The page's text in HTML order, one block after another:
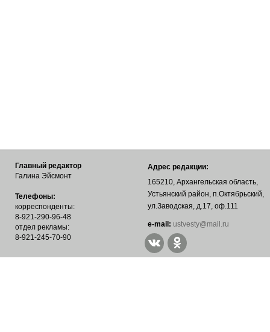
Главный редактор
Галина Эйсмонт
Телефоны:
корреспонденты:
8-921-290-96-48
отдел рекламы:
8-921-245-70-90
Адрес редакции:
165210, Архангельская область,
Устьянский район, п.Октябрьский,
ул.Заводская, д.17, оф.111
е-mail: ustvesty@mail.ru